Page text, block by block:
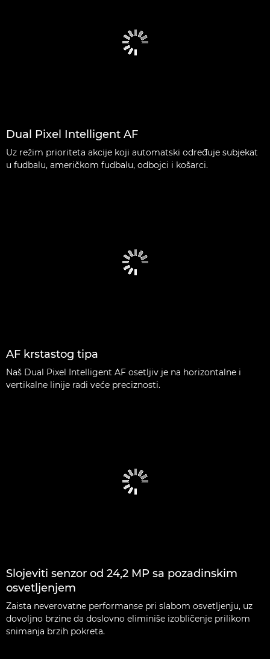
Dual Pixel Intelligent AF
Uz režim prioriteta akcije koji automatski određuje subjekat
u fudbalu, američkom fudbalu, odbojci i košarci.
AF krstastog tipa
Naš Dual Pixel Intelligent AF osetljiv je na horizontalne i
vertikalne linije radi veće preciznosti.
Slojeviti senzor od 24,2 MP sa pozadinskim
osvetljenjem
Zaista neverovatne performanse pri slabom osvetljenju, uz
dovoljno brzine da doslovno eliminiše izobličenje prilikom
snimanja brzih pokreta.